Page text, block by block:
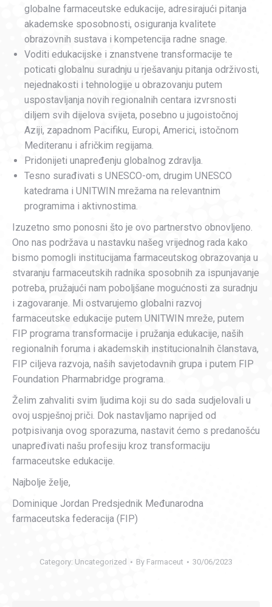
globalne farmaceutske edukacije, adresirajući pitanja
akademske sposobnosti, osiguranja kvalitete
obrazovnih sustava i kompetencija radne snage.
Voditi edukacijske i znanstvene transformacije te
poticati globalnu suradnju u rješavanju pitanja održivosti,
nejednakosti i tehnologije u obrazovanju putem
uspostavljanja novih regionalnih centara izvrsnosti
diljem svih dijelova svijeta, posebno u jugoistočnoj
Aziji, zapadnom Pacifiku, Europi, Americi, istočnom
Mediteranu i afričkim regijama.
Pridonijeti unapređenju globalnog zdravlja.
Tesno surađivati s UNESCO-om, drugim UNESCO
katedrama i UNITWIN mrežama na relevantnim
programima i aktivnostima.
Izuzetno smo ponosni što je ovo partnerstvo obnovljeno.
Ono nas podržava u nastavku našeg vrijednog rada kako
bismo pomogli institucijama farmaceutskog obrazovanja u
stvaranju farmaceutskih radnika sposobnih za ispunjavanje
potreba, pružajući nam poboljšane mogućnosti za suradnju
i zagovaranje. Mi ostvarujemo globalni razvoj
farmaceutske edukacije putem UNITWIN mreže, putem
FIP programa transformacije i pružanja edukacije, naših
regionalnih foruma i akademskih institucionalnih članstava,
FIP ciljeva razvoja, naših savjetodavnih grupa i putem FIP
Foundation Pharmabridge programa.
Želim zahvaliti svim ljudima koji su do sada sudjelovali u
ovoj uspješnoj priči. Dok nastavljamo naprijed od
potpisivanja ovog sporazuma, nastavit ćemo s predanošću
unapređivati našu profesiju kroz transformaciju
farmaceutske edukacije.
Najbolje želje,
Dominique Jordan Predsjednik Međunarodna
farmaceutska federacija (FIP)
Category: Uncategorized By Farmaceut 30/06/2023